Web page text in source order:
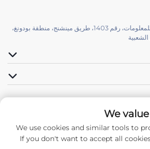
الطابق 18، برج شنغهاي للمعلومات، رقم 1403، طريق مينشنج، منطقة بودونغ،
الدعم الفني بواسطة JUTU
تابعونا
We
We use cookies and similar tools to
If you don't want to accept all